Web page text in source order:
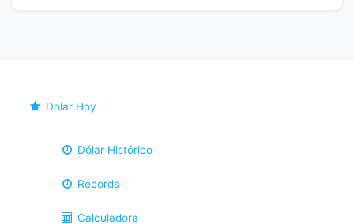
Dolar Hoy
Dólar Histórico
Récords
Calculadora